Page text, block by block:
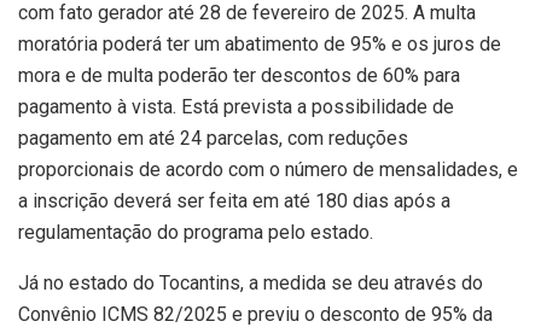
com fato gerador até 28 de fevereiro de 2025. A multa
moratória poderá ter um abatimento de 95% e os juros de
mora e de multa poderão ter descontos de 60% para
pagamento à vista. Está prevista a possibilidade de
pagamento em até 24 parcelas, com reduções
proporcionais de acordo com o número de mensalidades, e
a inscrição deverá ser feita em até 180 dias após a
regulamentação do programa pelo estado.
Já no estado do Tocantins, a medida se deu através do
Convênio ICMS 82/2025 e previu o desconto de 95% da